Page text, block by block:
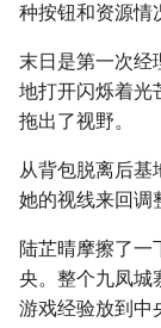
种按钮和资源情
末日是第一次经
地打开闪烁着光
拖出了视野。
从背包脱离后基
她的视线来回调
陆芷晴摩擦了一
央。整个九凤城
游戏经验放到中